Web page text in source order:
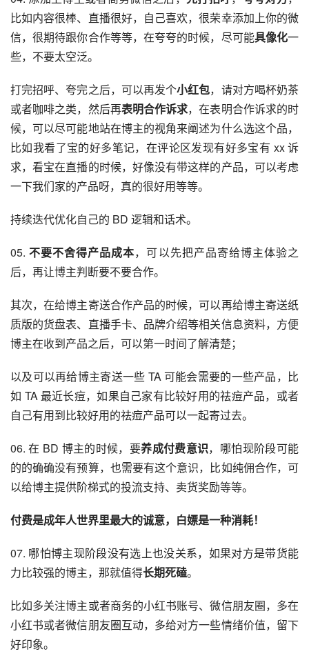
比如内容很棒、直播很好，自己喜欢，很荣幸添加上你的微
信，很期待跟你合作等等，在夸夸的时候，尽可能具像化一
些，不要太空泛。
打完招呼、夸完之后，可以再发个小红包，请对方喝杯奶茶
或者咖啡之类，然后再表明合作诉求，在表明合作诉求的时
候，可以尽可能地站在博主的视角来阐述为什么选这个品，
比如我看了宝的好多笔记，在评论区发现有好多宝有 xx 诉
求，看宝在直播的时候，好像没有带这样的产品，可以考虑
一下我们家的产品呀，真的很好用等等。
持续迭代优化自己的 BD 逻辑和话术。
05. 不要不舍得产品成本，可以先把产品寄给博主体验之
后，再让博主判断要不要合作。
其次，在给博主寄送合作产品的时候，可以再给博主寄送纸
质版的货盘表、直播手卡、品牌介绍等相关信息资料，方便
博主在收到产品之后，可以第一时间了解清楚；
以及可以再给博主寄送一些 TA 可能会需要的一些产品，比
如 TA 最近长痘，如果自己家有比较好用的祛痘产品，或者
自己有用到比较好用的祛痘产品可以一起寄过去。
06. 在 BD 博主的时候，要养成付费意识，哪怕现阶段可能
的的确确没有预算，也需要有这个意识，比如纯佣合作，可
以给博主提供阶梯式的投流支持、卖货奖励等等。
付费是成年人世界里最大的诚意，白嫖是一种消耗！
07. 哪怕博主现阶段没有选上也没关系，如果对方是带货能
力比较强的博主，那就值得长期死磕。
比如多关注博主或者商务的小红书账号、微信朋友圈，多在
小红书或者微信朋友圈互动，多给对方一些情绪价值，留下
好印象。